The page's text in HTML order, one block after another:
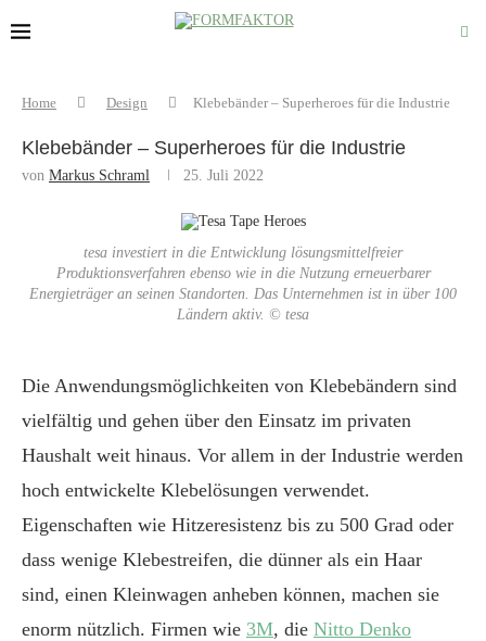
Home Design Klebebänder – Superheroes für die Industrie
Klebebänder – Superheroes für die Industrie
von Markus Schraml 25. Juli 2022
tesa investiert in die Entwicklung lösungsmittelfreier
Produktionsverfahren ebenso wie in die Nutzung erneuerbarer
Energieträger an seinen Standorten. Das Unternehmen ist in über 100
Ländern aktiv. © tesa
Die Anwendungsmöglichkeiten von Klebebändern sind
vielfältig und gehen über den Einsatz im privaten
Haushalt weit hinaus. Vor allem in der Industrie werden
hoch entwickelte Klebelösungen verwendet.
Eigenschaften wie Hitzeresistenz bis zu 500 Grad oder
dass wenige Klebestreifen, die dünner als ein Haar
sind, einen Kleinwagen anheben können, machen sie
enorm nützlich. Firmen wie 3M, die Nitto Denko